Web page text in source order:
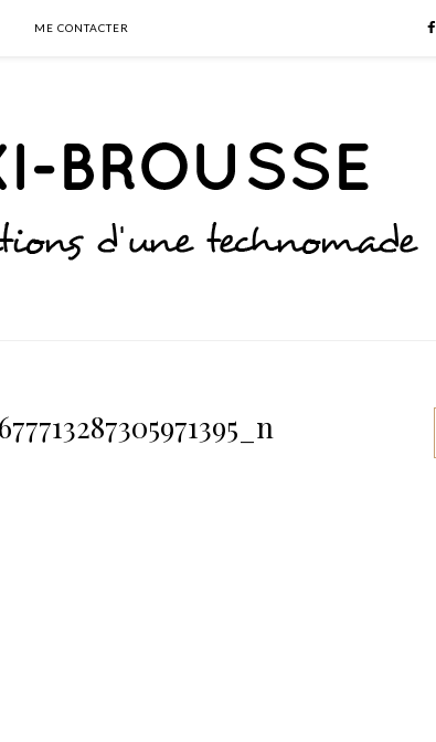
ME CONTACTER